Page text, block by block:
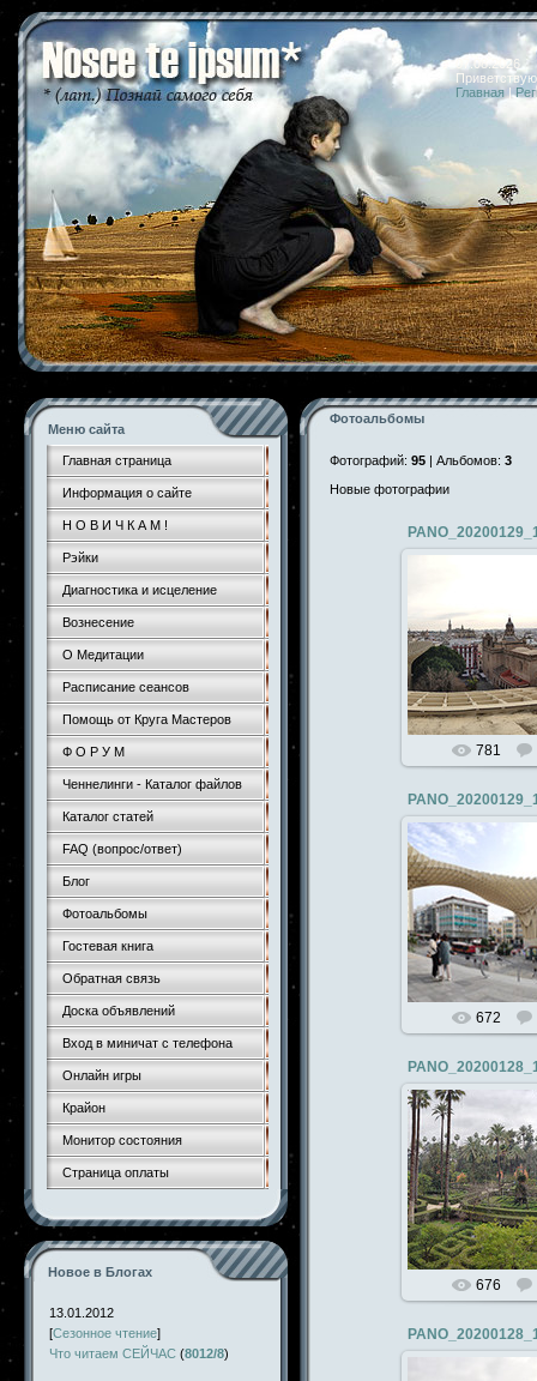
07.08.2026
Главная |
Меню сайта
Главная страница
Информация о сайте
Н О В И Ч К А М !
Рэйки
Диагностика и исцеление
Вознесение
О Медитации
Расписание сеансов
Помощь от Круга Мастеров
Ф О Р У М
Ченнелинги - Каталог файлов
Каталог статей
FAQ (вопрос/ответ)
Блог
Фотоальбомы
Гостевая книга
Обратная связь
Доска объявлений
Вход в миничат с телефона
Онлайн игры
Крайон
Монитор состояния
Страница оплаты
Новое в Блогах
13.01.2012
[Сезонное чтение]
Что читаем СЕЙЧАС (8012/8)
Фотоальбомы
Фотографий: 95 | Альбомов: 3
Новые фотографии
781
672
676